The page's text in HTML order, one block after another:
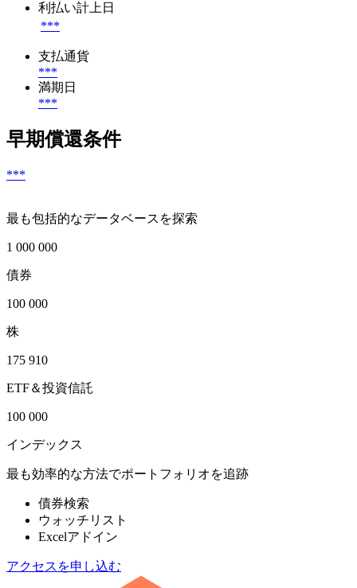
利払い計上日
***
支払通貨
***
満期日
***
早期償還条件
***
最も包括的なデータベースを探索
1 000 000
債券
100 000
株
175 910
ETF＆投資信託
100 000
インデックス
最も効率的な方法でポートフォリオを追跡
債券検索
ウォッチリスト
Excelアドイン
アクセスを申し込む